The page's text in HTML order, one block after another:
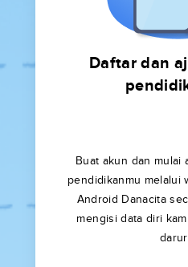
Daftar dan
Buat akun dan mulai
pendidikanmu melalui
Android Danacita
mengisi data diri